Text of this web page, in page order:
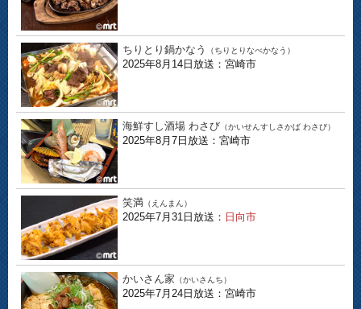
ちりとり鍋かなう （ちりとりなべかなう）
2025年8月14日放送：宮崎市
海鮮すし酒場 わさび （かいせんすしさかば わさび）
2025年8月7日放送：宮崎市
笑満 （えんまん）
2025年7月31日放送： 日向市
かいさん家 （かいさんち）
2025年7月24日放送：宮崎市